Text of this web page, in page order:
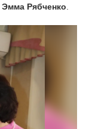
Эмма Рябченко